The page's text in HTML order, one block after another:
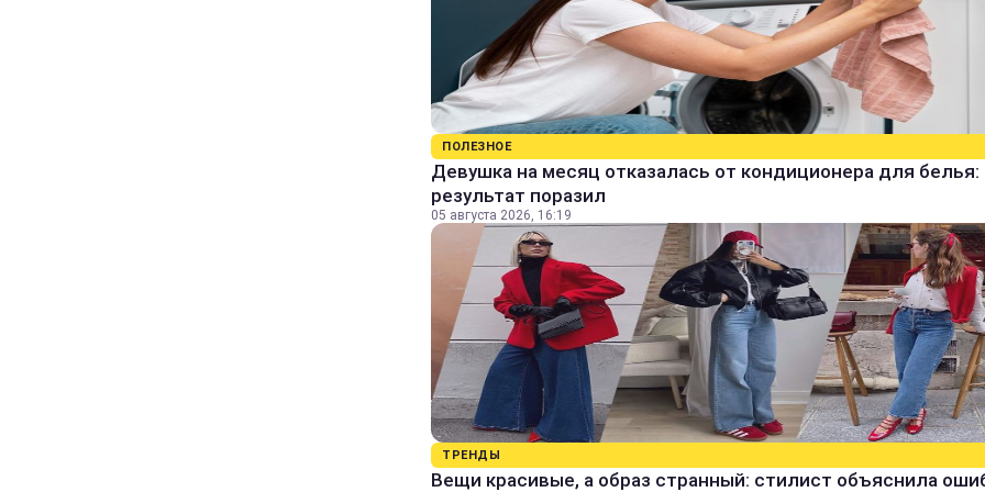
ПОЛЕЗНОЕ
Девушка на месяц отказалась от кондиционера для белья:
результат поразил
05 августа 2026, 16:19
ТРЕНДЫ
Вещи красивые, а образ странный: стилист объяснила